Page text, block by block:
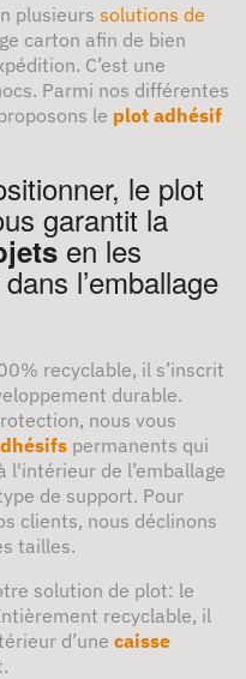
plusieurs solutions de
carton afin de bien
C’est une
Parmi nos différentes
le plot adhésif
le plot
garantit la
en les
l’emballage
recyclable, il s’inscrit
durable.
nous vous
permanents qui
de l’emballage
de support. Pour
clients, nous déclinons
tailles.
solution de plot: le
recyclable, il
d’une caisse